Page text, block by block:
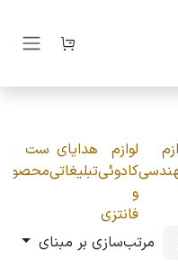
لوازم
کادوئی
و
فانتزی
هدایای
تبلیغاتی
ست
مرتب‌سازی بر مبنای